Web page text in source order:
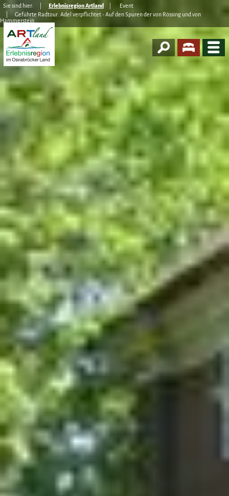
Sie sind hier: Erlebnisregion Artland
Event
Geführte Radtour: Adel verpflichtet - Auf den Spuren der von Rössing und von
Hammerstein